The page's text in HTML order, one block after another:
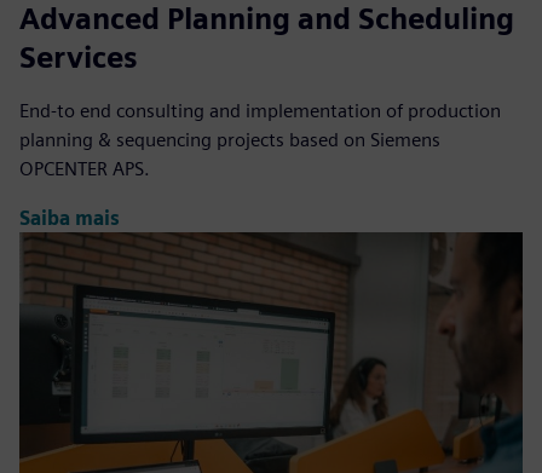
Advanced Planning and Scheduling
Services
End-to end consulting and implementation of production
planning & sequencing projects based on Siemens
OPCENTER APS.
Saiba mais